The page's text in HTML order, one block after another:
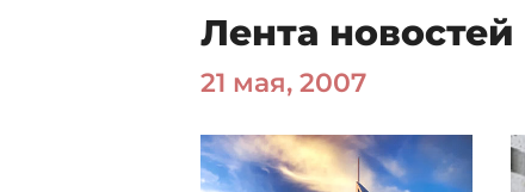
Лента новостей
21 мая, 2007